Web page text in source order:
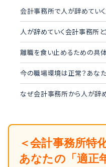
会計事務所で人が辞めてい
人が辞めていく会計事務所
離職を食い止めるための具
今の職場環境は正常？あな
なぜ会計事務所から人が辞
＜会計事務所特
あなたの「適正